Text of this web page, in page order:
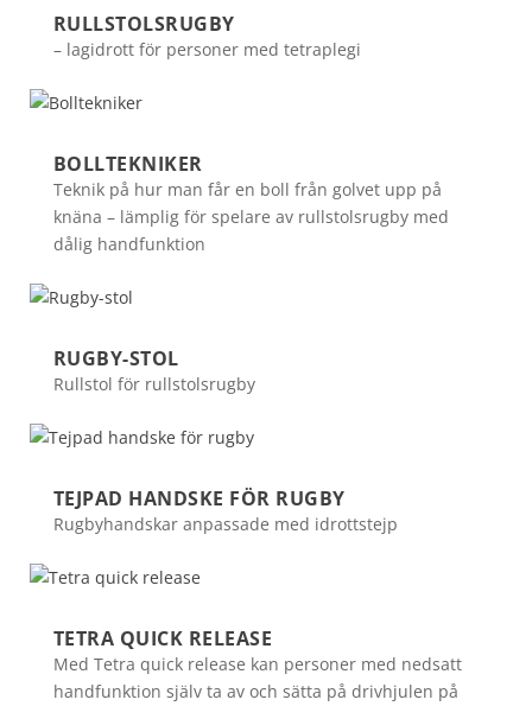
RULLSTOLSRUGBY
– lagidrott för personer med tetraplegi
BOLLTEKNIKER
Teknik på hur man får en boll från golvet upp på
knäna – lämplig för spelare av rullstolsrugby med
dålig handfunktion
RUGBY-STOL
Rullstol för rullstolsrugby
TEJPAD HANDSKE FÖR RUGBY
Rugbyhandskar anpassade med idrottstejp
TETRA QUICK RELEASE
Med Tetra quick release kan personer med nedsatt
handfunktion själv ta av och sätta på drivhjulen på